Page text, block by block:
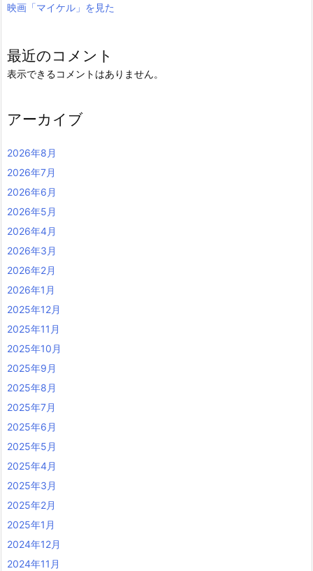
映画「マイケル」を見た
最近のコメント
表示できるコメントはありません。
アーカイブ
2026年8月
2026年7月
2026年6月
2026年5月
2026年4月
2026年3月
2026年2月
2026年1月
2025年12月
2025年11月
2025年10月
2025年9月
2025年8月
2025年7月
2025年6月
2025年5月
2025年4月
2025年3月
2025年2月
2025年1月
2024年12月
2024年11月